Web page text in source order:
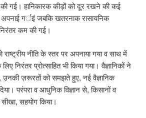
की गई। हानिकारक कीड़ों को दूर रखने की कई
गर्इं जबकि खतरनाक रासायनिक
कम की गई।
राष्ट्रीय नीति के स्तर पर अपनाया गया व साथ में
निरंतर प्रोत्साहित भी किया गया। वैज्ञानिकों ने
उनकी ज़रूरतों को समझते हुए, नई वैज्ञानिक
परंपरा व आधुनिक विज्ञान से, किसानों व
सहयोग किया।